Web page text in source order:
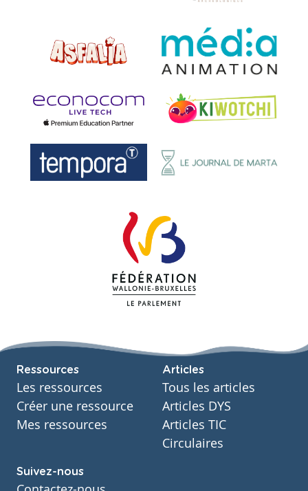
Ressources
Les ressources
Créer une ressource
Mes ressources
Articles
Tous les articles
Articles DYS
Articles TIC
Circulaires
Suivez-nous